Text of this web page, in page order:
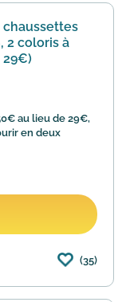
chaussettes
2 coloris à
29€)
au lieu de 29€,
en deux
(35)